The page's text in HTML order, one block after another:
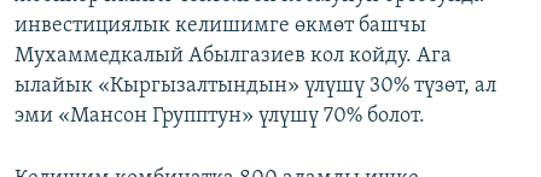
инвестициялык келишимге өкмөт башчы
Мухаммедкалый Абылгазиев кол койду. Ага
ылайык «Кыргызалтындын» үлүшү 30% түзөт, ал
эми «Мансон Групптун» үлүшү 70% болот.